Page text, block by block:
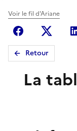
Voir le fil d'Ariane
FacebookX
Retour
La